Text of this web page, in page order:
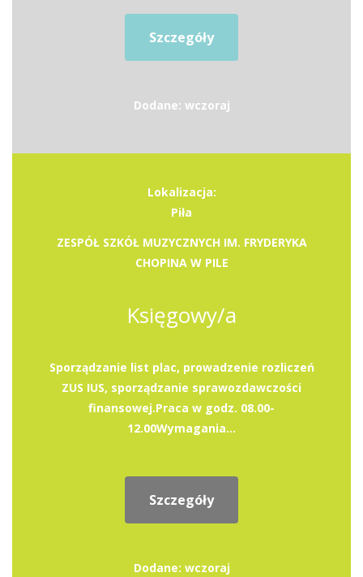
Szczegóły
Dodane: wczoraj
Lokalizacja:
Piła
ZESPÓŁ SZKÓŁ MUZYCZNYCH IM. FRYDERYKA
CHOPINA W PILE
Księgowy/a
Sporządzanie list plac, prowadzenie rozliczeń
ZUS IUS, sporządzanie sprawozdawczości
finansowej.Praca w godz. 08.00-
12.00Wymagania...
Szczegóły
Dodane: wczoraj